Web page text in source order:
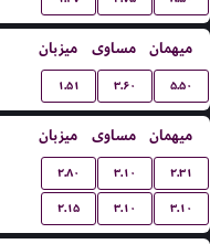
میزبان مساوی میهمان
۱.۵۱ ۳.۶۰ ۵.۵۰
میزبان مساوی میهمان
۲.۸۰ ۳.۱۰ ۲.۳۱
۲.۱۵ ۳.۱۰ ۳.۱۰